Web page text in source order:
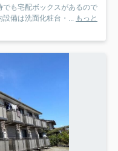
も宅配ボックスがあるので
備は洗面化粧台・... もっと